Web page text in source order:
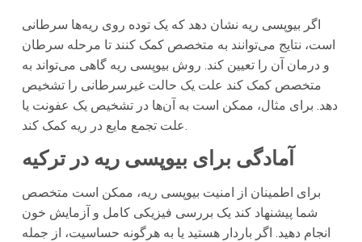
اگر بیوپسی ریه نشان دهد که یک توده روی ریه‌ها سرطانی
است، نتایج می‌توانند به متخصص کمک کنند تا مرحله سرطان
و درمان آن را تعیین کند. روش بیوپسی ریه گاهی می‌تواند به
متخصص کمک کند علت یک حالت غیرسرطانی را تشخیص
دهد. برای مثال، ممکن است به آن‌ها در تشخیص یک عفونت یا
علت تجمع مایع در ریه کمک کند.
آمادگی برای بیوپسی ریه در ترکیه
برای اطمینان از امنیت بیوپسی ریه، ممکن است متخصص
شما پیشنهاد کند یک بررسی فیزیکی کامل و آزمایش خون
انجام دهید. اگر باردار هستید یا به هرگونه حساسیت، از جمله